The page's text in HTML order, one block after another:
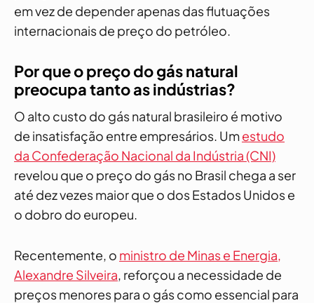
em vez de depender apenas das flutuações
internacionais de preço do petróleo.
Por que o preço do gás natural
preocupa tanto as indústrias?
O alto custo do gás natural brasileiro é motivo
de insatisfação entre empresários. Umestudo
da Confederação Nacional da Indústria (CNI)
revelou que o preço do gás no Brasil chega a ser
até dez vezes maior que o dos Estados Unidos e
o dobro do europeu.
Recentemente, o ministro de Minas e Energia,
Alexandre Silveira, reforçou a necessidade de
preços menores para o gás como essencial para